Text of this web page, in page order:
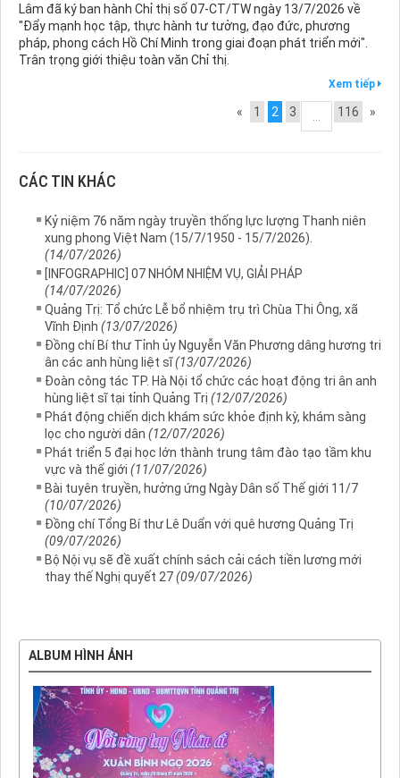
Lâm đã ký ban hành Chỉ thị số 07-CT/TW ngày 13/7/2026 về
"Đẩy mạnh học tập, thực hành tư tưởng, đạo đức, phương
pháp, phong cách Hồ Chí Minh trong giai đoạn phát triển mới".
Trân trọng giới thiệu toàn văn Chỉ thị.
Xem tiếp
« 1 2 3 116 »
CÁC TIN KHÁC
Kỷ niệm 76 năm ngày truyền thống lực lượng Thanh niên
xung phong Việt Nam (15/7/1950 - 15/7/2026).
(14/07/2026)
[INFOGRAPHIC] 07 NHÓM NHIỆM VỤ, GIẢI PHÁP
(14/07/2026)
Quảng Trị: Tổ chức Lễ bổ nhiệm trụ trì Chùa Thi Ông, xã
Vĩnh Định (13/07/2026)
Đồng chí Bí thư Tỉnh ủy Nguyễn Văn Phương dâng hương tri
ân các anh hùng liệt sĩ(13/07/2026)
Đoàn công tác TP. Hà Nội tổ chức các hoạt động tri ân anh
hùng liệt sĩ tại tỉnh Quảng Trị (12/07/2026)
Phát động chiến dịch khám sức khỏe định kỳ, khám sàng
lọc cho người dân (12/07/2026)
Phát triển 5 đại học lớn thành trung tâm đào tạo tầm khu
vực và thế giới (11/07/2026)
Bài tuyên truyền, hưởng ứng Ngày Dân số Thế giới 11/7
(10/07/2026)
Đồng chí Tổng Bí thư Lê Duẩn với quê hương Quảng Trị
(09/07/2026)
Bộ Nội vụ sẽ đề xuất chính sách cải cách tiền lương mới
thay thế Nghị quyết 27(09/07/2026)
ALBUM HÌNH ẢNH